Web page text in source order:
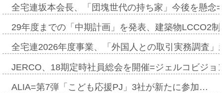
全宅連坂本会長、「団塊世代の持ち家」今後を懸
29年度までの「中期計画」を発表、建築物LCCO2
全宅連2026年度事業、「外国人との取引実務調査
JERCO、18期定時社員総会を開催=ジェルコビジ
ALIA=第7弾「こども応援PJ」3社が新たに参加…